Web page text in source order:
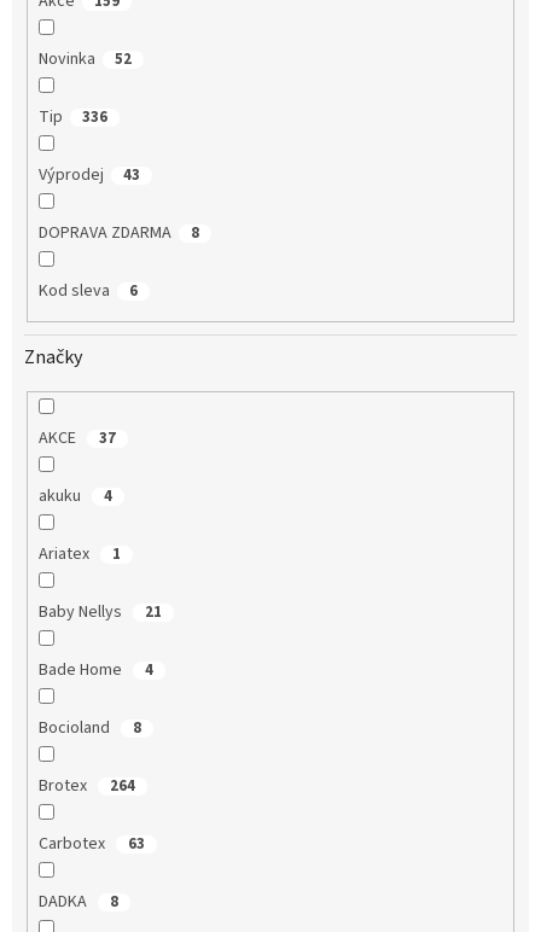
Novinka 52
Tip 336
Výprodej 43
DOPRAVA ZDARMA 8
Kod sleva 6
Značky
AKCE 37
akuku 4
Ariatex 1
Baby Nellys 21
Bade Home 4
Bocioland 8
Brotex 264
Carbotex 63
DADKA 8